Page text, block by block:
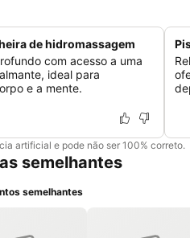
de hidromassagem
com acesso a uma
ideal para
e a mente.
artificial e pode não ser 100% correto.
semelhantes
semelhantes